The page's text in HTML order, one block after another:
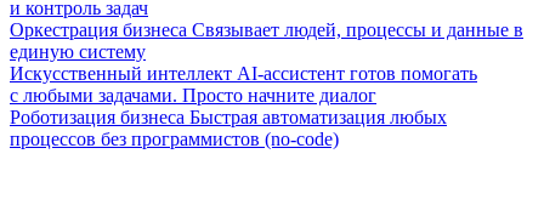
и контроль задач
Оркестрация бизнеса Связывает людей, процессы и данные в
единую систему
Искусственный интеллект AI-ассистент готов помогать
с любыми задачами. Просто начните диалог
Роботизация бизнеса Быстрая автоматизация любых
процессов без программистов (no-code)